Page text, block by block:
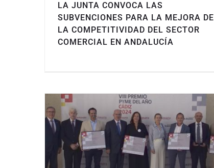
LA JUNTA CONVOCA LAS
SUBVENCIONES PARA LA MEJORA DE
LA COMPETITIVIDAD DEL SECTOR
COMERCIAL EN ANDALUCÍA